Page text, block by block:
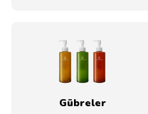
Gübreler